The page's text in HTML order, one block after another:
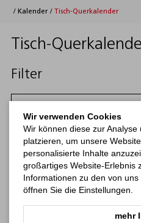
/ Kalender / Tisch-Querkalender
Tisch-
Filter
Kategorien
Kalender Notizbücher
Wir verwenden Cookies
Wir können diese zur
platzieren, um unsere
personalisierte Inhalte
großartiges Website-Erlebnis
Informationen zu den von
öffnen Sie die Einstellungen.
mehr